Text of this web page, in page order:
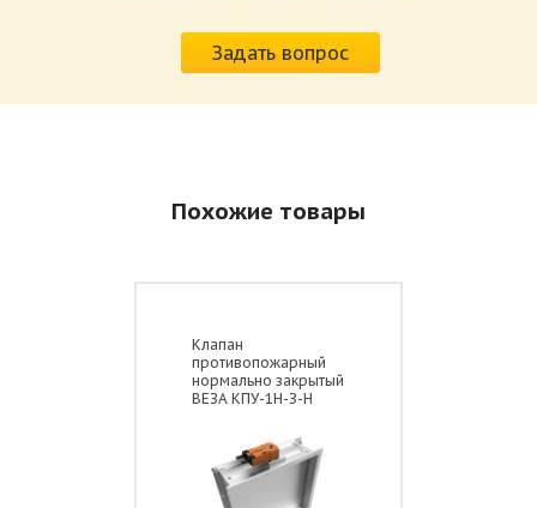
приводов КЛОП-2.pdf
Размер: 259.6 КбЗадать вопрос
Похожие товары
Клапан
противопожарный
нормально закрытый
ВЕЗА КПУ-1Н-З-Н